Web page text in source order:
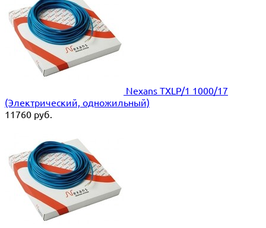
Nexans TXLP/1 1000/17
(Электрический, одножильный)
11760 руб.